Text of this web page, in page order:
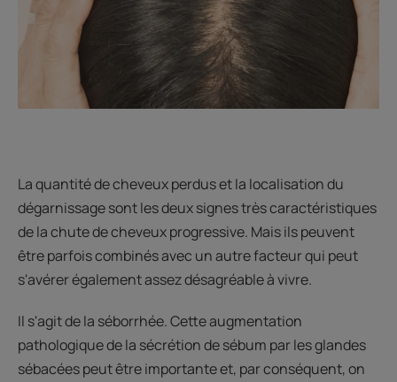
La quantité de cheveux perdus et la localisation du
dégarnissage sont les deux signes très caractéristiques
de la chute de cheveux progressive. Mais ils peuvent
être parfois combinés avec un autre facteur qui peut
s'avérer également assez désagréable à vivre.
Il s'agit de la séborrhée. Cette augmentation
pathologique de la sécrétion de sébum par les glandes
sébacées peut être importante et, par conséquent, on